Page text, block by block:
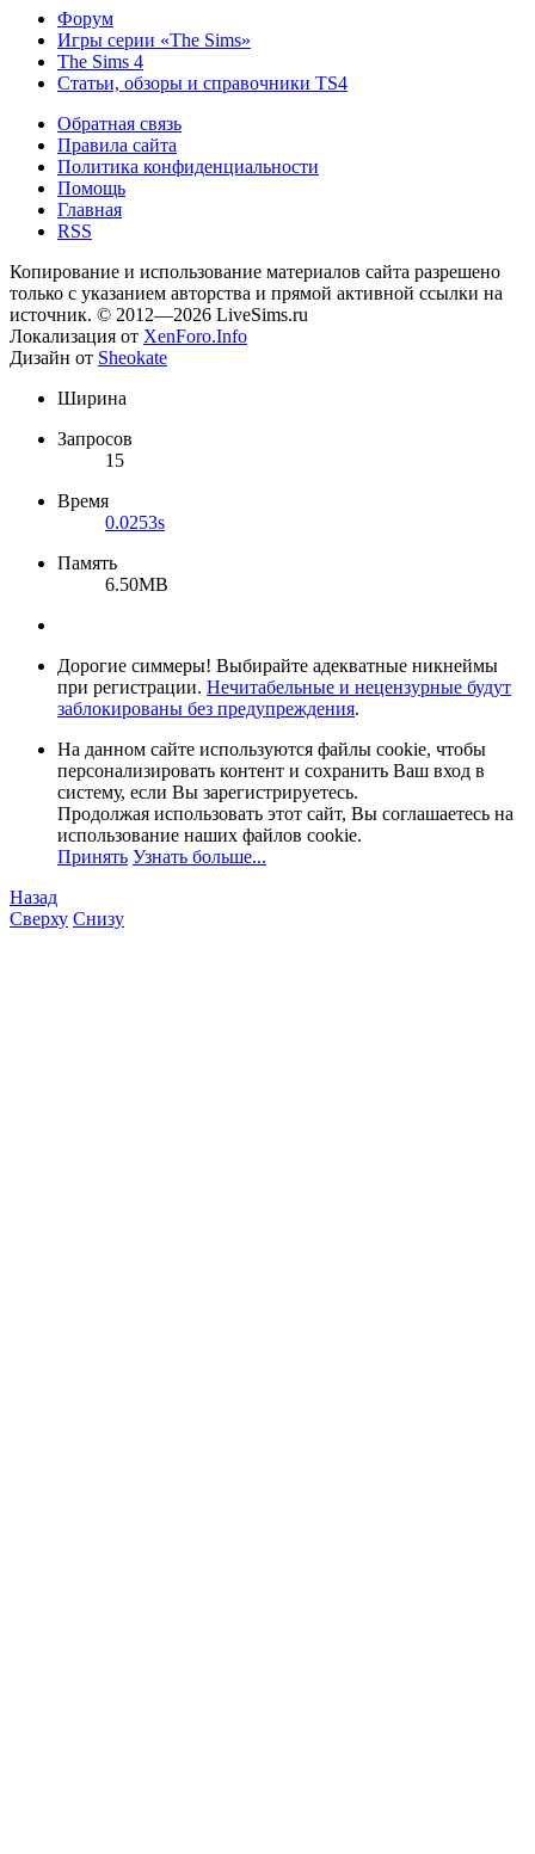
Форум
Игры серии «The Sims»
The Sims 4
Статьи, обзоры и справочники TS4
Обратная связь
Правила сайта
Политика конфиденциальности
Помощь
Главная
RSS
Копирование и использование материалов сайта разрешено
только с указанием авторства и прямой активной ссылки на
источник. © 2012—2026 LiveSims.ru
Локализация от XenForo.Info
Дизайн от Sheokate
Ширина
Запросов
15
Время
0.0253s
Память
6.50MB
Дорогие симмеры! Выбирайте адекватные никнеймы
при регистрации. Нечитабельные и нецензурные будут
заблокированы без предупреждения.
На данном сайте используются файлы cookie, чтобы
персонализировать контент и сохранить Ваш вход в
систему, если Вы зарегистрируетесь.
Продолжая использовать этот сайт, Вы соглашаетесь на
использование наших файлов cookie.
Принять Узнать больше...
Назад
Сверху Снизу